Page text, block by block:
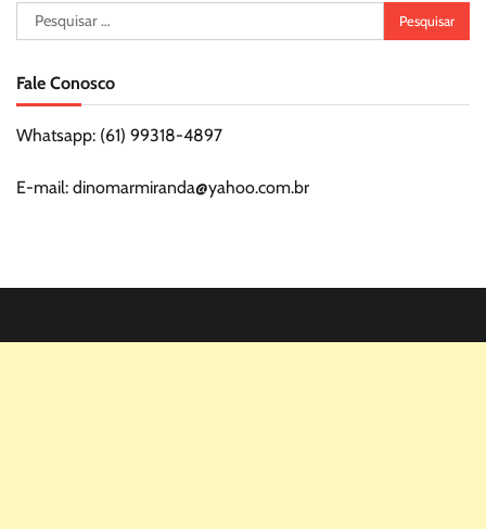
Pesquisar
por:
Fale Conosco
Whatsapp: (61) 99318-4897
E-mail: dinomarmiranda@yahoo.com.br